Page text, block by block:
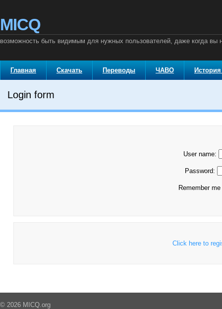
MICQ
возможность быть видимым для нужных пользователей, даже когда вы
Главная Скачать Переводы ЧАВО
Login form
User name:
Password:
Remember
Click here to
© 2026 MICQ.org